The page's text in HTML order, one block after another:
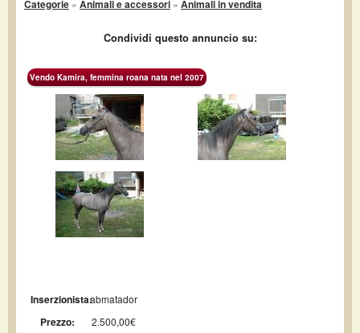
Categorie » Animali e accessori » Animali in vendita
Condividi questo annuncio su:
Vendo Kamira, femmina roana nata nel 2007
Inserzionista:abmatador
Prezzo: 2.500,00€